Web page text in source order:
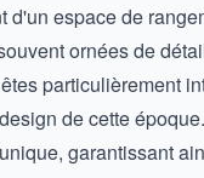
d'un espace de
ornées de
particulièrement
de cette
garantissant